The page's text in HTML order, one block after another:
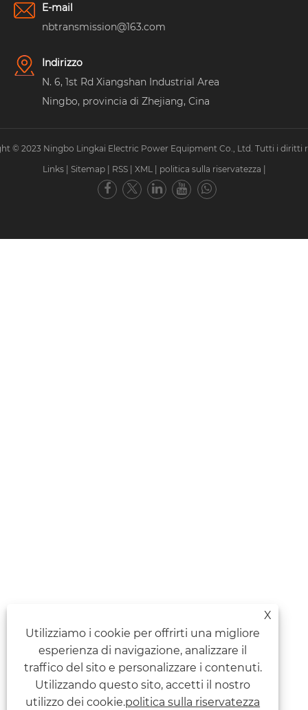
E-mail
nbtransmission@163.com
Indirizzo
N. 6, 1st Rd Xiangshan Industrial Area
Ningbo, provincia di Zhejiang, Cina
© 2023 Ningbo Lingkai Electric Power Equipment Co., Ltd. Tutti i diritti
Links | Sitemap | RSS | XML | politica sulla riservatezza |
X
Utilizziamo i cookie per offrirti una migliore
esperienza di navigazione, analizzare il
traffico del sito e personalizzare i contenuti.
Utilizzando questo sito, accetti il ​​nostro
utilizzo dei cookie.politica sulla riservatezza